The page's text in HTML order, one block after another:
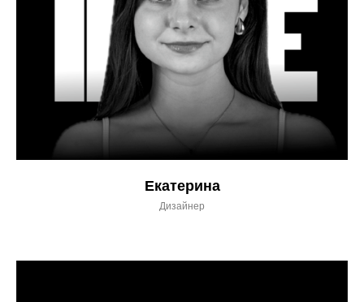
Екатерина
Дизайнер